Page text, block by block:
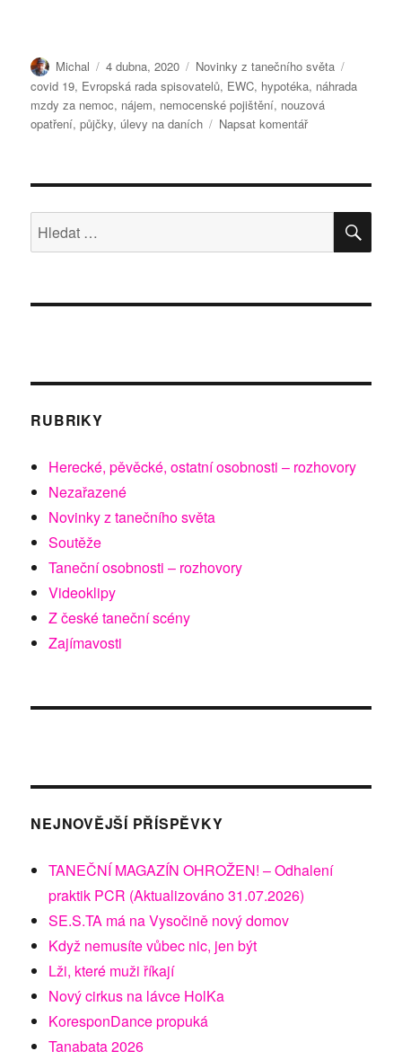
Autor:
Michal Publikováno:
4 dubna, 2020 Rubriky:
Novinky z tanečního světa
covid 19, Evropská rada spisovatelů, EWC, hypotéka, náhrada
mzdy za nemoc, nájem, nemocenské pojištění, nouzová
opatření,půjčky, úlevy na daních Napsat komentářpro
názvem
spisovatelů
staví
zástupce
Hledat:
RUBRIKY
Herecké, pěvěcké, ostatní osobnosti – rozhovory
Nezařazené
Novinky z tanečního světa
Soutěže
Taneční osobnosti – rozhovory
Videoklipy
Z české taneční scény
Zajímavosti
NEJNOVĚJŠÍ PŘÍSPĚVKY
TANEČNÍ MAGAZÍN OHROŽEN! – Odhalení
praktik PCR (Aktualizováno 31.07.2026)
SE.S.TA má na Vysočině nový domov
Když nemusíte vůbec nic, jen být
Lži, které muži říkají
Nový cirkus na lávce HolKa
KoresponDance propuká
Tanabata 2026